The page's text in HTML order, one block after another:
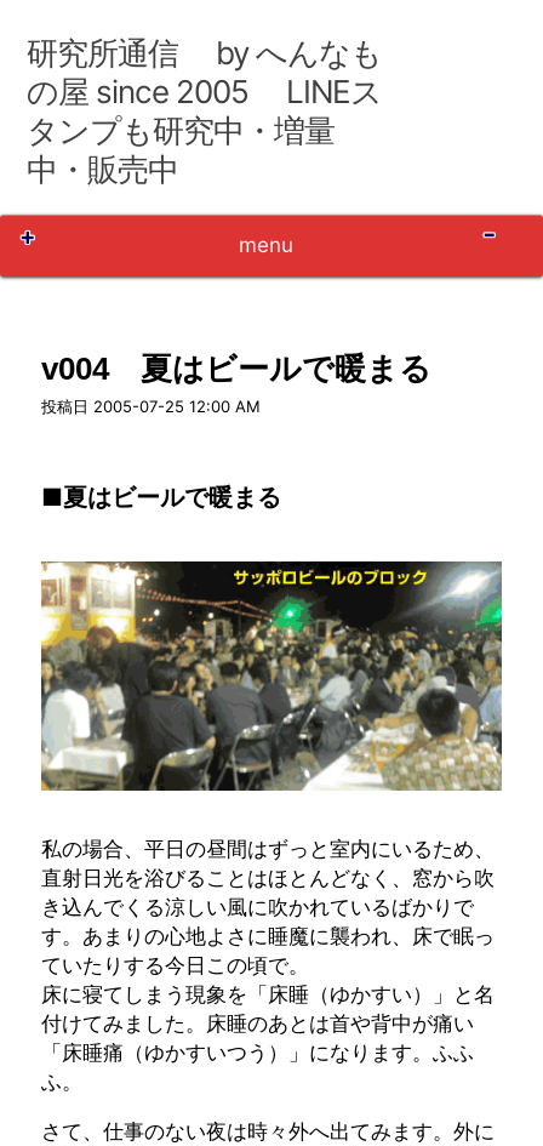
テ
ン
ツ
へ
研究所通信 by へんなも
の屋 since 2005 LINEス
タンプも研究中・増量
中・販売中
menu
v004 夏はビールで暖まる
投稿日 2005-07-25 12:00 AM
■夏はビールで暖まる
私の場合、平日の昼間はずっと室内にいるため、
直射日光を浴びることはほとんどなく、窓から吹
き込んでくる涼しい風に吹かれているばかりで
す。あまりの心地よさに睡魔に襲われ、床で眠っ
ていたりする今日この頃で。
床に寝てしまう現象を「床睡（ゆかすい）」と名
付けてみました。床睡のあとは首や背中が痛い
「床睡痛（ゆかすいつう）」になります。ふふ
ふ。
さて、仕事のない夜は時々外へ出てみます。外に